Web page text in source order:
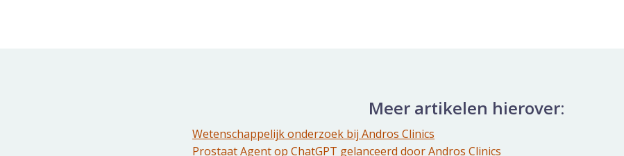
Meer artikelen hierover:
Wetenschappelijk onderzoek bij Andros Clinics
Prostaat Agent op ChatGPT gelanceerd door Andros Clinics